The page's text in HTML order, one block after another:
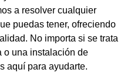
a resolver cualquier
puedas tener, ofreciendo
No importa si se trata
o una instalación de
aquí para ayudarte.